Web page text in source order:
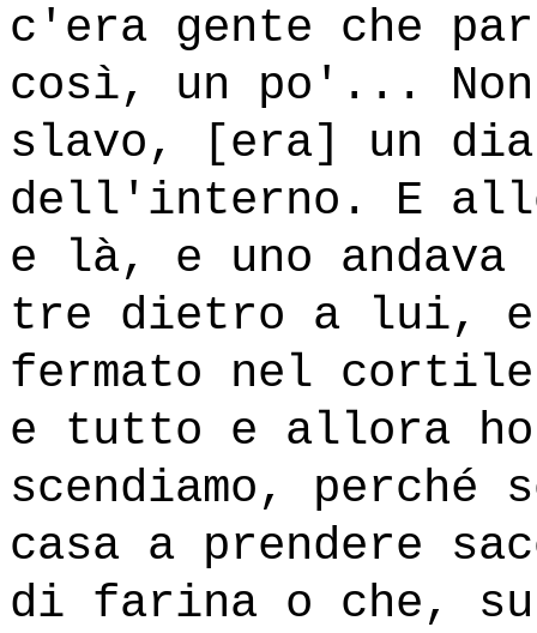
c'era gente che
così, un po'...
slavo, [era] un
dell'interno. E
e là, e uno
tre dietro a lui, e
fermato nel
e tutto e allora
scendiamo, perché
casa a prendere
di farina o che,